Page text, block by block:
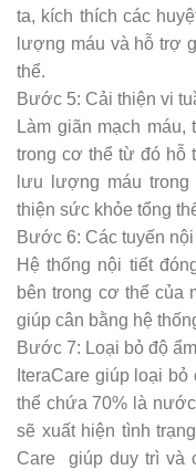
ta, kích thích các
lượng máu và hỗ trợ
thể.
Bước 5: Cải thiện vi
Làm giãn mạch
trong cơ thể từ đó hỗ
lưu lượng máu
thiện sức khỏe tổng
Bước 6: Các tuyến
Hệ thống nội tiết
bên trong cơ thể của
giúp cân bằng hệ
Bước 7: Loại bỏ độ
IteraCare giúp loại
thể chứa 70% là
sẽ xuất hiện tình
Care giúp duy trì và